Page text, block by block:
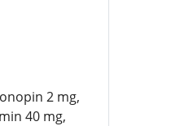
2 mg,
40 mg,